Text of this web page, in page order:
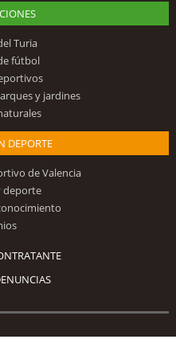
Turia
fútbol
y jardines
DEPORTE
de Valencia
deporte